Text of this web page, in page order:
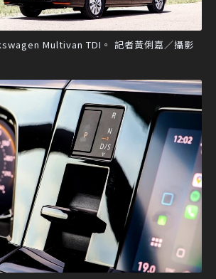
Multivan TDI。 記者黃俐嘉／攝影